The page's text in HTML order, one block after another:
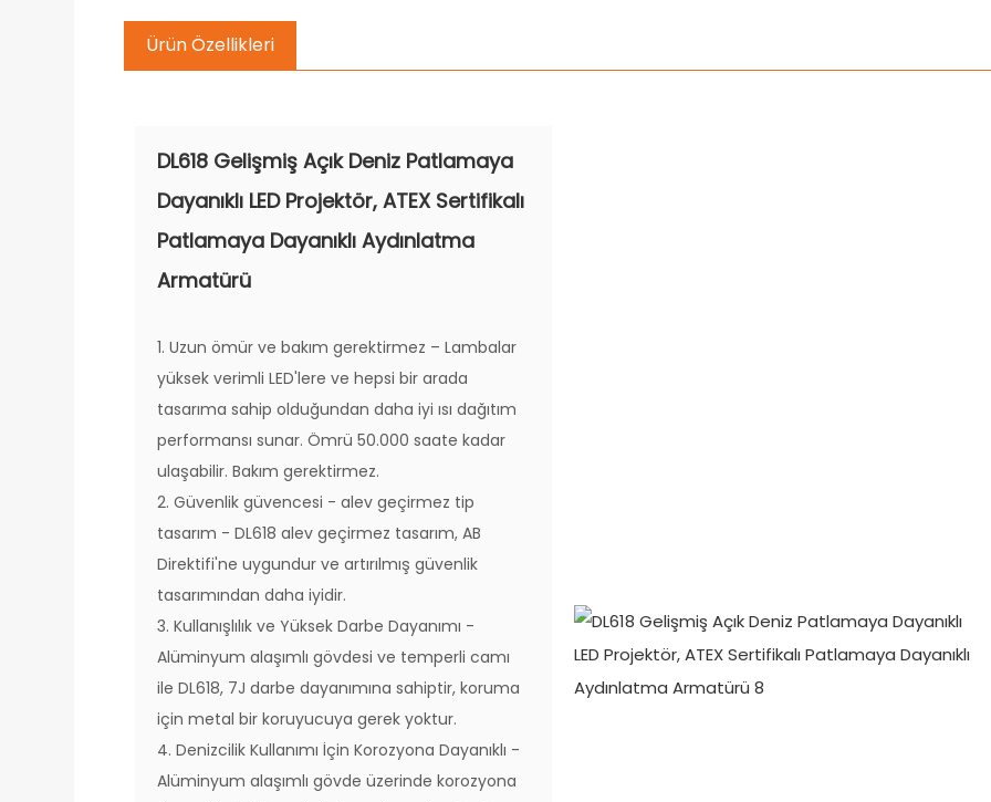
Ürün Özellikleri
DL618 Gelişmiş Açık Deniz Patlamaya
Dayanıklı LED Projektör, ATEX Sertifikalı
Patlamaya Dayanıklı Aydınlatma
Armatürü
1. Uzun ömür ve bakım gerektirmez – Lambalar
yüksek verimli LED'lere ve hepsi bir arada
tasarıma sahip olduğundan daha iyi ısı dağıtım
performansı sunar. Ömrü 50.000 saate kadar
ulaşabilir. Bakım gerektirmez.
2. Güvenlik güvencesi - alev geçirmez tip
tasarım - DL618 alev geçirmez tasarım, AB
Direktifi'ne uygundur ve artırılmış güvenlik
tasarımından daha iyidir.
3. Kullanışlılık ve Yüksek Darbe Dayanımı -
Alüminyum alaşımlı gövdesi ve temperli camı
ile DL618, 7J darbe dayanımına sahiptir, koruma
için metal bir koruyucuya gerek yoktur.
4. Denizcilik Kullanımı İçin Korozyona Dayanıklı -
Alüminyum alaşımlı gövde üzerinde korozyona